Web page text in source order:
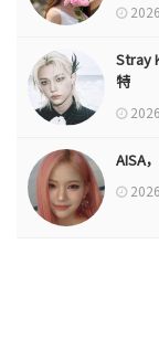
Stray
特
AISA